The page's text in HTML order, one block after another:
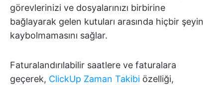
görevlerinizi ve dosyalarınızı birbirine
bağlayarak gelen kutuları arasında hiçbir şeyin
kaybolmamasını sağlar.
Faturalandırılabilir saatlere ve faturalara
geçerek, ClickUp Zaman Takibi özelliği,